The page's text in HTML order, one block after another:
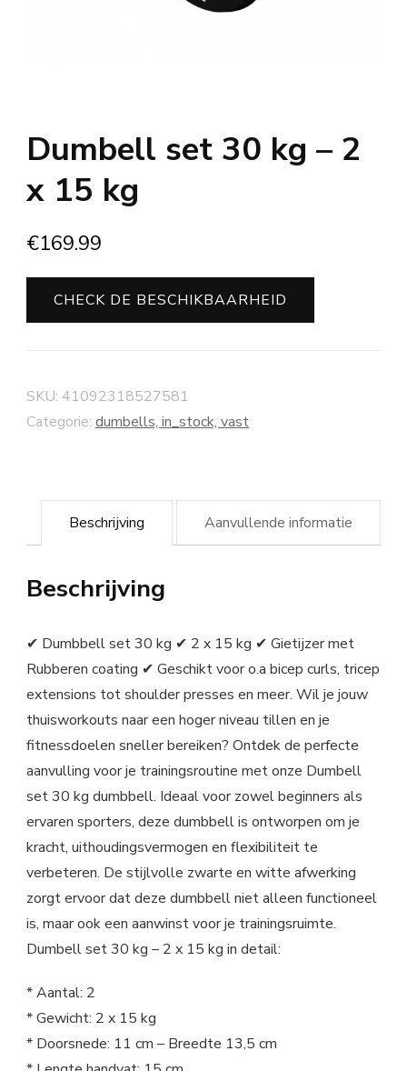
Dumbell set 30 kg – 2
x 15 kg
€169.99
CHECK DE BESCHIKBAARHEID
SKU: 41092318527581
Categorie: dumbells, in_stock, vast
Beschrijving Aanvullende informatie
Beschrijving
✔ Dumbbell set 30 kg ✔ 2 x 15 kg ✔ Gietijzer met
Rubberen coating ✔ Geschikt voor o.a bicep curls, tricep
extensions tot shoulder presses en meer. Wil je jouw
thuisworkouts naar een hoger niveau tillen en je
fitnessdoelen sneller bereiken? Ontdek de perfecte
aanvulling voor je trainingsroutine met onze Dumbell
set 30 kg dumbbell. Ideaal voor zowel beginners als
ervaren sporters, deze dumbbell is ontworpen om je
kracht, uithoudingsvermogen en flexibiliteit te
verbeteren. De stijlvolle zwarte en witte afwerking
zorgt ervoor dat deze dumbbell niet alleen functioneel
is, maar ook een aanwinst voor je trainingsruimte.
Dumbell set 30 kg – 2 x 15 kg in detail:
* Aantal: 2
* Gewicht: 2 x 15 kg
* Doorsnede: 11 cm – Breedte 13,5 cm